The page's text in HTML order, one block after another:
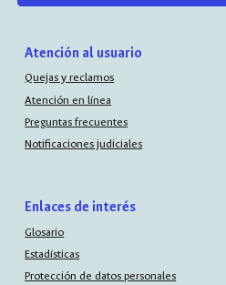
Atención al usuario
Quejas y reclamos
Atención en línea
Preguntas frecuentes
Notificaciones judiciales
Enlaces de interés
Glosario
Estadísticas
Protección de datos personales